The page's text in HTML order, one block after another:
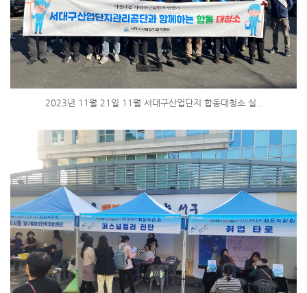
2023년 11월 21일 11월 서대구산업단지 합동대청소 실..